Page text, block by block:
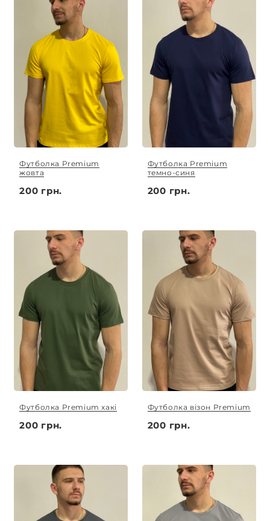
Футболка Premium
жовта
200 грн.
Футболка Premium
темно-синя
200 грн.
Футболка Premium хакі
200 грн.
Футболка візон Premium
200 грн.